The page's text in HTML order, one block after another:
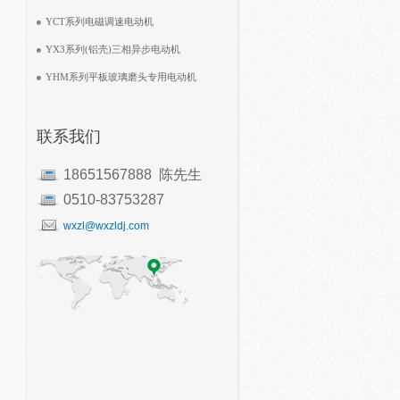
YCT系列电磁调速电动机
YX3系列(铝壳)三相异步电动机
YHM系列平板玻璃磨头专用电动机
联系我们
18651567888 陈先生
0510-83753287
wxzl@wxzldj.com